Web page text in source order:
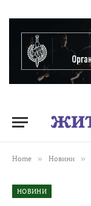
Home » Новини »
НОВИНИ